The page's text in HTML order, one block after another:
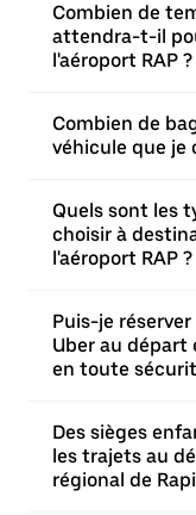
Combien de
attendra-t-il
l'aéroport RAP ?
Combien de
véhicule que je
Quels sont les
choisir à
l'aéroport RAP ?
Puis-je
Uber au départ
en toute
Des sièges
les trajets au
régional de